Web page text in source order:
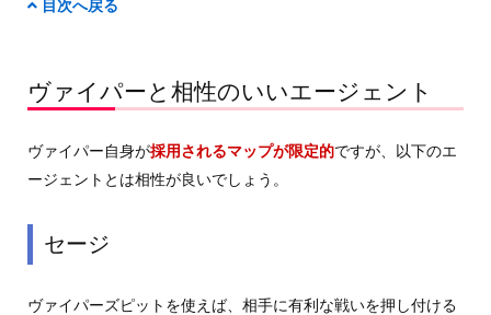
目次へ戻る
ヴァイパーと相性のいいエージェント
ヴァイパー自身が採用されるマップが限定的ですが、以下のエ
ージェントとは相性が良いでしょう。
セージ
ヴァイパーズピットを使えば、相手に有利な戦いを押し付ける